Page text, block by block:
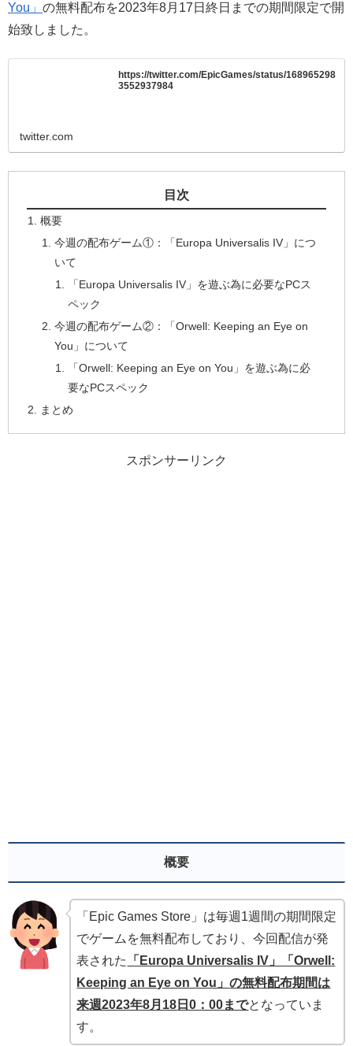
You」 の無料配布を2023年8月17日終日までの期間限定で開
始致しました。
https://twitter.com/EpicGames/status/168965298
3552937984
twitter.com
目次
概要
今週の配布ゲーム①：「Europa Universalis IV」につ
いて
「Europa Universalis IV」を遊ぶ為に必要なPCス
ペック
今週の配布ゲーム②：「Orwell: Keeping an Eye on
You」について
「Orwell: Keeping an Eye on You」を遊ぶ為に必
要なPCスペック
まとめ
スポンサーリンク
概要
「Epic Games Store」は毎週1週間の期間限定
でゲームを無料配布しており、今回配信が発
表された
「Europa Universalis IV」「Orwell:
Keeping an Eye on You」の無料配布期間は
来週2023年8月18 日0：00までとなっていま
す。